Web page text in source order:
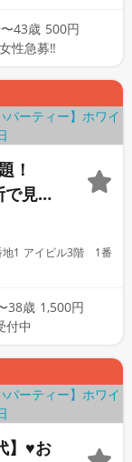
43歳 500円
性急募‼
！
見つ
タイ
1番
38歳 1,500円
中
】♥お